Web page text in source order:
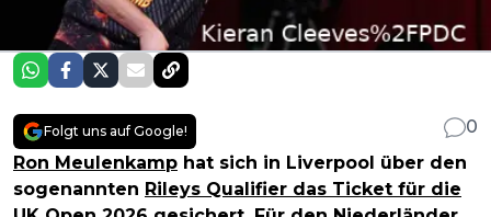
Folgt uns auf Google!
0
Ron Meulenkamp hat sich in Liverpool über den
sogenannten Rileys Qualifier das Ticket für die